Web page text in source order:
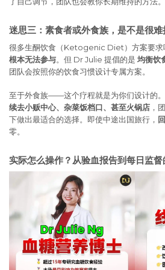
迷思三：素食者或外食族，是不是很难
很多生酮饮食（Ketogenic Diet）方案要求
根本无法参与。但 Dr Julie 提倡的是 均衡饮
团队会按照你的饮食习惯设计专属方案。
至于外食族——这个疗程就是为你们设计的。
续去小贩中心、杂菜饭档口、甚至火锅店 ，
下做出最适合的选择。即使中途出国旅行，
零。
实际怎么操作？从验血报告到每日监